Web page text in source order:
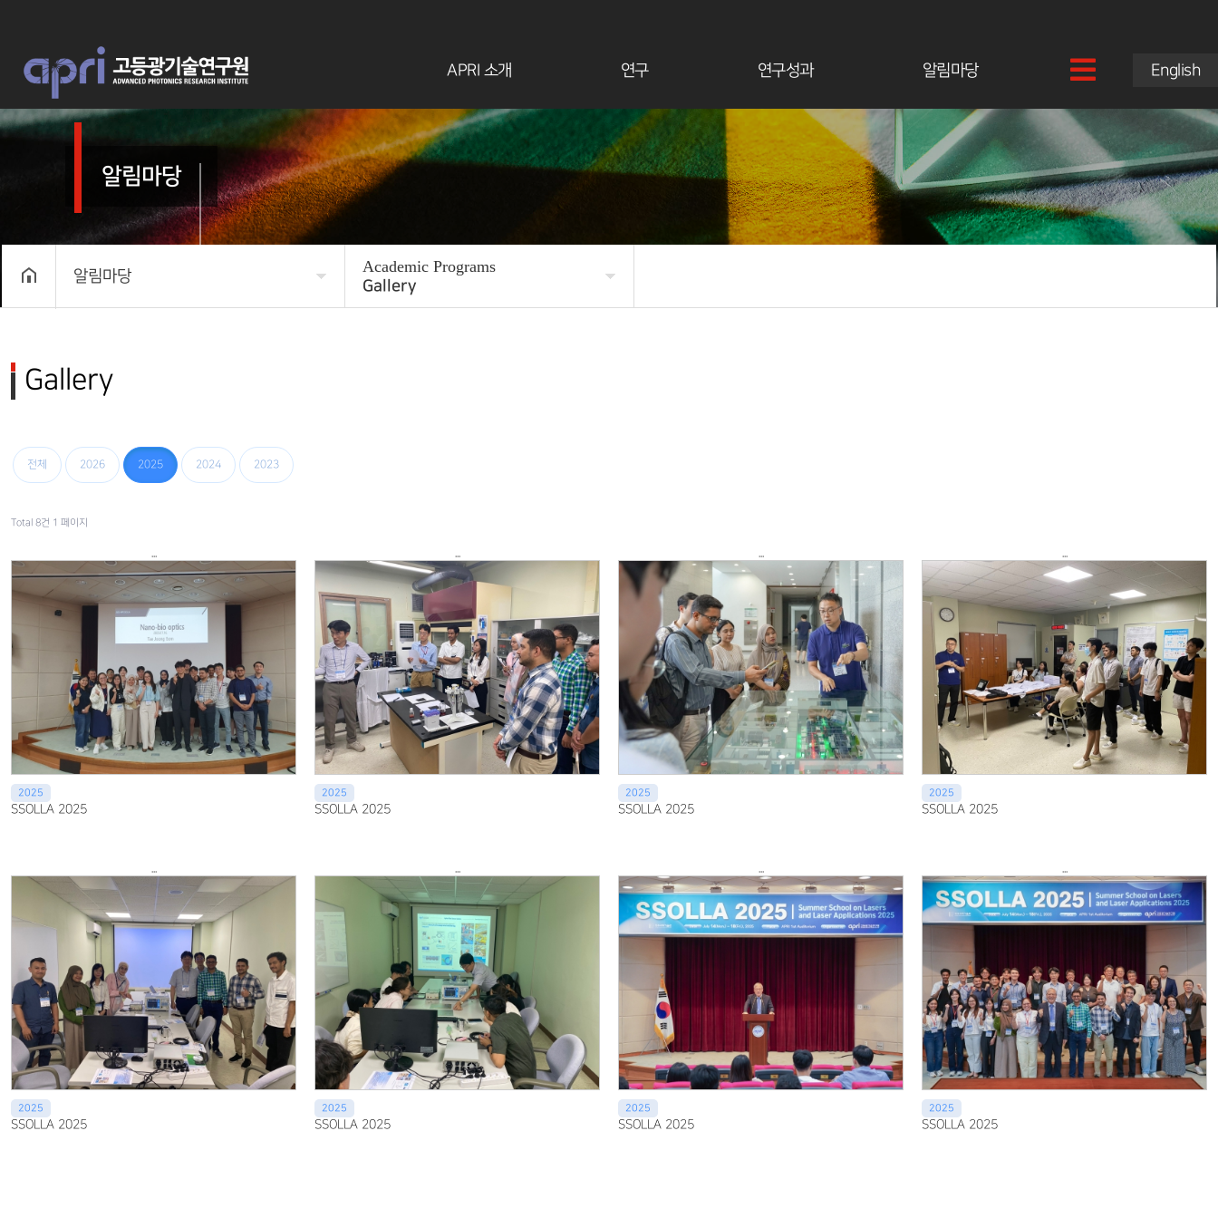
APRI 소개 연구 연구성과 알림마당 English
알림마당
알림마당
연구
알림마당
Academic Programs
Gallery
Gallery
전체 2026 2025 2024 2023
Total 8건 1 페이지
...
2025
SSOLLA 2025
...
2025
SSOLLA 2025
...
2025
SSOLLA 2025
...
2025
SSOLLA 2025
...
2025
SSOLLA 2025
...
2025
SSOLLA 2025
...
2025
SSOLLA 2025
...
2025
SSOLLA 2025